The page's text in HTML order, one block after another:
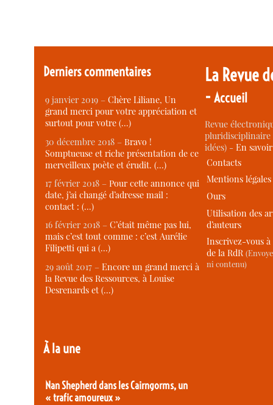
Derniers commentaires
9 janvier 2019 –Chère Liliane, Un
grand merci pour votre appréciation et
surtout pour votre (…)
30 décembre 2018 –Bravo !
Somptueuse et riche présentation de ce
merveilleux poète et érudit. (…)
17 février 2018 –Pour cette annonce qui
date, j’ai changé d’adresse mail :
contact : (…)
16 février 2018 –C’était même pas lui,
mais c’est tout comme : c’est Aurélie
Filipetti qui a (…)
29 août 2017 –Encore un grand merci à
la Revue des Ressources, à Louise
Desrenards et (…)
À la une
Nan Shepherd dans les Cairngorms, un
« trafic amoureux »
La Revue
-Accueil
Revue
idées) -En
Contacts
Mentions légales
Ours
Utilisation des
d’auteurs
Inscrivez-vous
de la RdR
ni contenu)